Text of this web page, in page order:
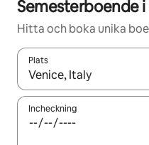
Semesterboende
Hitta och boka unika
Plats
När resultaten är
Incheckning